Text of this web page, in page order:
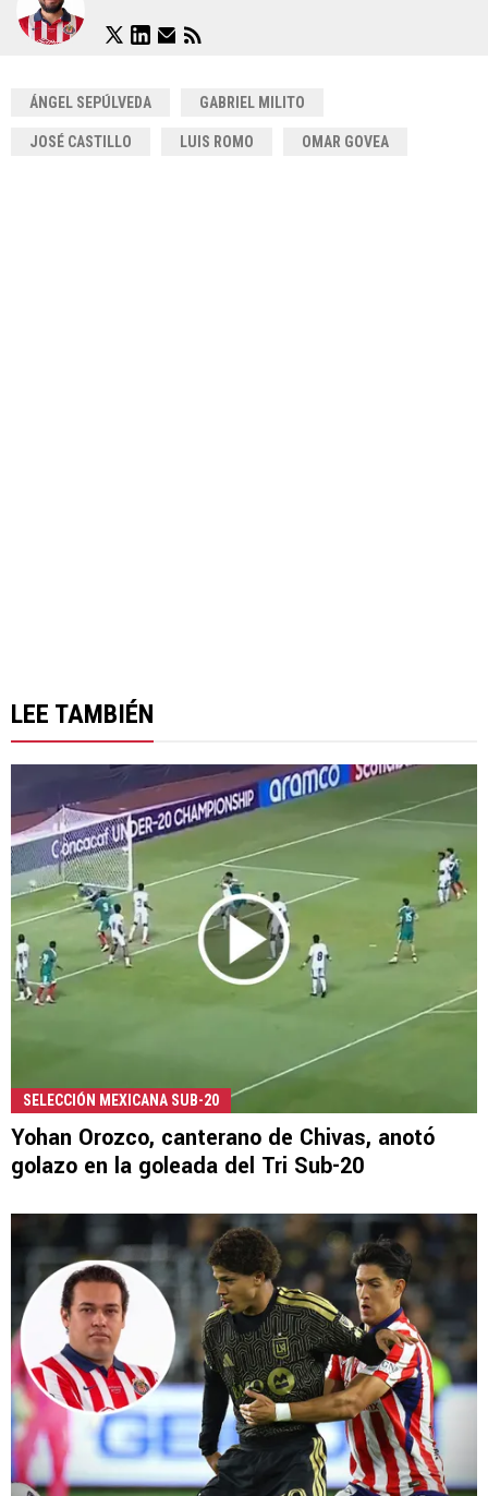
ÁNGEL SEPÚLVEDA GABRIEL MILITO
JOSÉ CASTILLO LUIS ROMO OMAR GOVEA
LEE TAMBIÉN
SELECCIÓN MEXICANA SUB-20
Yohan Orozco, canterano de Chivas, anotó
golazo en la goleada del Tri Sub-20